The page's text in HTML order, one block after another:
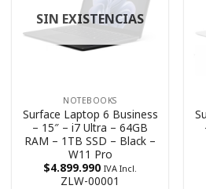
SIN EXISTENCIAS
NOTEBOOKS
Surface Laptop 6 Business
– 15″ – i7 Ultra – 64GB
RAM – 1TB SSD – Black –
W11 Pro
$4.899.990 IVA Incl.
ZLW-00001